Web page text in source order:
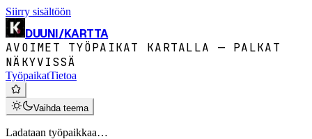
Siirry sisältöön
DUUNI/KARTTA
AVOIMET TYÖPAIKAT KARTALLA — PALKAT
NÄKYVISSÄ
TyöpaikatTietoa
Vaihda teema
Ladataan työpaikkaa…